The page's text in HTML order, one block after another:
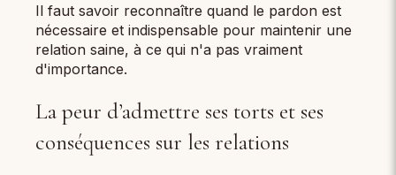
Il faut savoir reconnaître quand le pardon est
nécessaire et indispensable pour maintenir une
relation saine, à ce qui n'a pas vraiment
d'importance.
La peur d’admettre ses torts et ses
conséquences sur les relations